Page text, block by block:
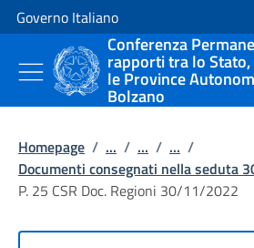
Vai al contenuto
Vai alla navigazione del sito
Governo Italiano
Conferenza
rapporti tra lo Stato,
le Province
Bolzano
Homepage / ... / ... / ... /
Documenti consegnati nella seduta
P. 25 CSR Doc. Regioni 30/11/2022